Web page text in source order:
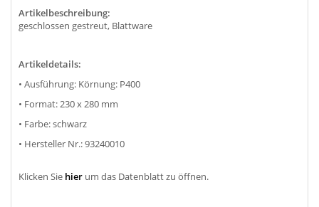
Artikelbeschreibung:
geschlossen gestreut, Blattware
Artikeldetails:
• Ausführung: Körnung: P400
• Format: 230 x 280 mm
• Farbe: schwarz
• Hersteller Nr.: 93240010
Klicken Sie hier um das Datenblatt zu öffnen.